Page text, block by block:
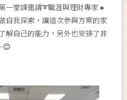
一堂課邀請➰職涯與理財專家🔸
自我探索，讓這次參與方案的家
解自己的能力，另外也安排了非